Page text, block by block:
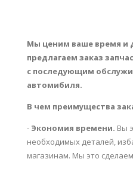
Мы ценим ваше время и
предлагаем заказ
с последующим
автомибиля.
В чем преимущества
- Экономия времени. Вы
необходимых деталей,
магазинам. Мы это